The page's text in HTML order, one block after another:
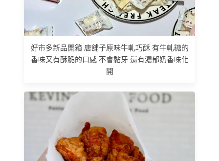
好市多新品開箱 唐舖子原味牛軋巧酥 有牛軋糖的
香味又有酥脆的口感 不會黏牙 還有濃郁奶香味化
開